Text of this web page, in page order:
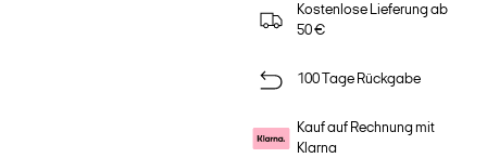
Kostenlose Lieferung ab
50 €
100 Tage Rückgabe
Kauf auf Rechnung mit
Klarna